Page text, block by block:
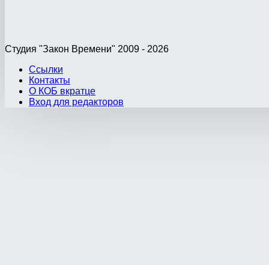
Студия "Закон Времени" 2009 - 2026
Ссылки
Контакты
О КОБ вкратце
Вход для редакторов